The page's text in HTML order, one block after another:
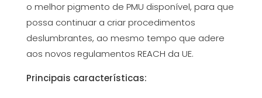
o melhor pigmento de PMU disponível, para que
possa continuar a criar procedimentos
deslumbrantes, ao mesmo tempo que adere
aos novos regulamentos REACH da UE.
Principais características: